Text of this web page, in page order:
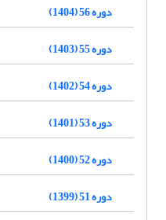
دوره 56 (1404)
دوره 55 (1403)
دوره 54 (1402)
دوره 53 (1401)
دوره 52 (1400)
دوره 51 (1399)